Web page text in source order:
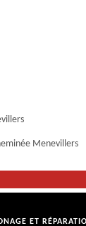
Menevillers
ET